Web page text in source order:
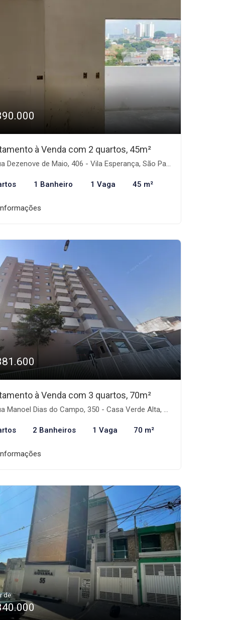
à Venda com 2 quartos, 45m²
Dezenove de Maio, 406 - Vila Esperança, São Paulo-SP
1 Banheiro 1 Vaga 45 m²
à Venda com 3 quartos, 70m²
Manoel Dias do Campo, 350 - Casa Verde Alta, São Paulo-SP
2 Banheiros 1 Vaga 70 m²
de: